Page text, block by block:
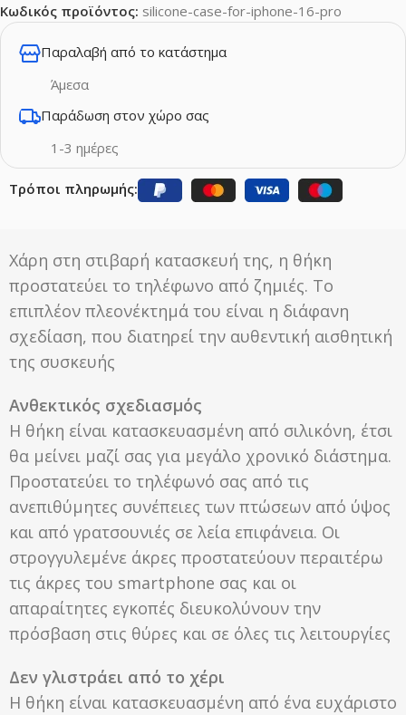
Κωδικός προϊόντος: silicone-case-for-iphone-16-pro
Παραλαβή από το κατάστημα
Άμεσα
Παράδωση στον χώρο σας
1-3 ημέρες
Τρόποι πληρωμής:
Χάρη στη στιβαρή κατασκευή της, η θήκη
προστατεύει το τηλέφωνο από ζημιές. Το
επιπλέον πλεονέκτημά του είναι η διάφανη
σχεδίαση, που διατηρεί την αυθεντική αισθητική
της συσκευής
Ανθεκτικός σχεδιασμός
Η θήκη είναι κατασκευασμένη από σιλικόνη, έτσι
θα μείνει μαζί σας για μεγάλο χρονικό διάστημα.
Προστατεύει το τηλέφωνό σας από τις
ανεπιθύμητες συνέπειες των πτώσεων από ύψος
και από γρατσουνιές σε λεία επιφάνεια. Οι
στρογγυλεμένε άκρες προστατεύουν περαιτέρω
τις άκρες του smartphone σας και οι
απαραίτητες εγκοπές διευκολύνουν την
πρόσβαση στις θύρες και σε όλες τις λειτουργίες
Δεν γλιστράει από το χέρι
Η θήκη είναι κατασκευασμένη από ένα ευχάριστο